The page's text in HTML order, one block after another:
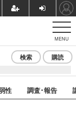
MENU
検索 購読
性 調査･報告